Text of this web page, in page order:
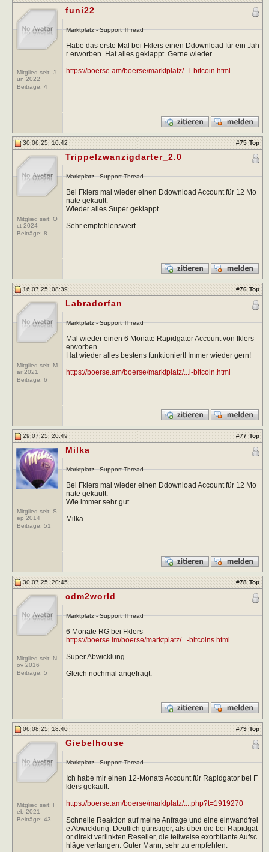
Mitglied seit: J
un 2022
Beiträge: 4
funi22
Marktplatz - Support Thread
Habe das erste Mal bei Fklers einen Ddownload für ein Jah
r erworben. Hat alles geklappt. Gerne wieder.
https://boerse.am/boerse/marktplatz/...l-bitcoin.html
30.06.25, 10:42 #75 Top
Mitglied seit: O
ct 2024
Beiträge: 8
Trippelzwanzigdarter_2.0
Marktplatz - Support Thread
Bei Fklers mal wieder einen Ddownload Account für 12 Mo
nate gekauft.
Wieder alles Super geklappt.
Sehr empfehlenswert.
16.07.25, 08:39 #76 Top
Mitglied seit: M
ar 2021
Beiträge: 6
Labradorfan
Marktplatz - Support Thread
Mal wieder einen 6 Monate Rapidgator Account von fklers
erworben.
Hat wieder alles bestens funktioniert! Immer wieder gern!
https://boerse.am/boerse/marktplatz/...l-bitcoin.html
29.07.25, 20:49 #77 Top
Mitglied seit: S
ep 2014
Beiträge: 51
Milka
Marktplatz - Support Thread
Bei Fklers mal wieder einen Ddownload Account für 12 Mo
nate gekauft.
Wie immer sehr gut.
Milka
30.07.25, 20:45 #78 Top
Mitglied seit: N
ov 2016
Beiträge: 5
cdm2world
Marktplatz - Support Thread
6 Monate RG bei Fklers
https://boerse.im/boerse/marktplatz/...-bitcoins.html
Super Abwicklung.
Gleich nochmal angefragt.
06.08.25, 18:40 #79 Top
Mitglied seit: F
eb 2021
Beiträge: 43
Giebelhouse
Marktplatz - Support Thread
Ich habe mir einen 12-Monats Account für Rapidgator bei F
klers gekauft.
https://boerse.am/boerse/marktplatz/....php?t=1919270
Schnelle Reaktion auf meine Anfrage und eine einwandfrei
e Abwicklung. Deutlich günstiger, als über die bei Rapidgat
or direkt verlinkten Reseller, die teilweise exorbitante Aufsc
hläge verlangen. Guter Mann, sehr zu empfehlen.